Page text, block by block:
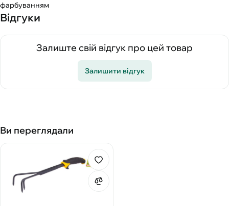
фарбуванням
Відгуки
Залиште свій відгук про цей товар
Залишити відгук
Ви переглядали